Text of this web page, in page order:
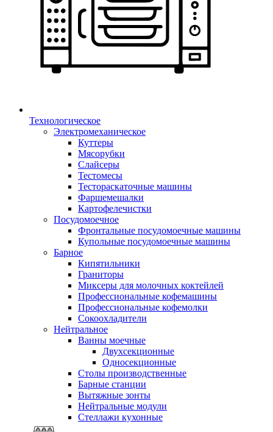
Технологическое
Электромеханическое
Куттеры
Мясорубки
Слайсеры
Тестомесы
Тестораскаточные машины
Фаршемешалки
Картофелечистки
Посудомоечное
Фронтальные посудомоечные машины
Купольные посудомоечные машины
Барное
Кипятильники
Граниторы
Миксеры для молочных коктейлей
Профессиональные кофемашины
Профессиональные кофемолки
Сокоохладители
Нейтральное
Ванны моечные
Двухсекционные
Односекционные
Столы производственные
Барные станции
Вытяжные зонты
Нейтральные модули
Стеллажи кухонные